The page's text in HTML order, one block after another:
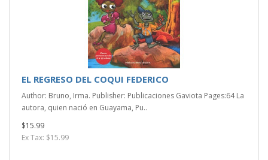
EL REGRESO DEL COQUI FEDERICO
Author: Bruno, Irma. Publisher: Publicaciones Gaviota Pages:64 La
autora, quien nació en Guayama, Pu..
$15.99
Ex Tax: $15.99